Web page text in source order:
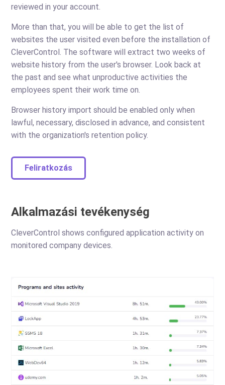
reviewed in your account.
More than that, you will be able to get the list of
websites the user visited even before the installation of
CleverControl. The software will extract two weeks of
website history from the user's browser. Look back at
the past and see what unproductive activities the
employees spent their work time on.
Browser history import should be enabled only when
lawful, necessary, disclosed in advance, and consistent
with the organization's retention policy.
Feliratkozás
Alkalmazási tevékenység
CleverControl shows configured application activity on
monitored company devices.